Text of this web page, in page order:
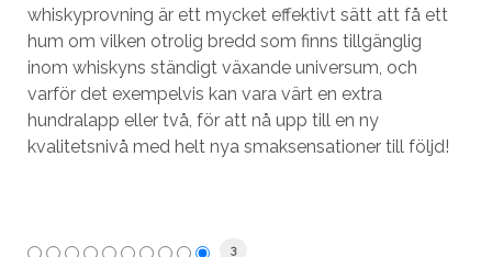
whiskyprovning är ett mycket effektivt sätt att få ett
hum om vilken otrolig bredd som finns tillgänglig
inom whiskyns ständigt växande universum, och
varför det exempelvis kan vara värt en extra
hundralapp eller två, för att nå upp till en ny
kvalitetsnivå med helt nya smaksensationer till följd!
3